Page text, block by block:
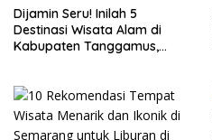
Dijamin Seru! Inilah 5
Destinasi Wisata Alam di
Kabupaten Tanggamus,